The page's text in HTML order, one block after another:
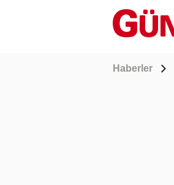
Haberler